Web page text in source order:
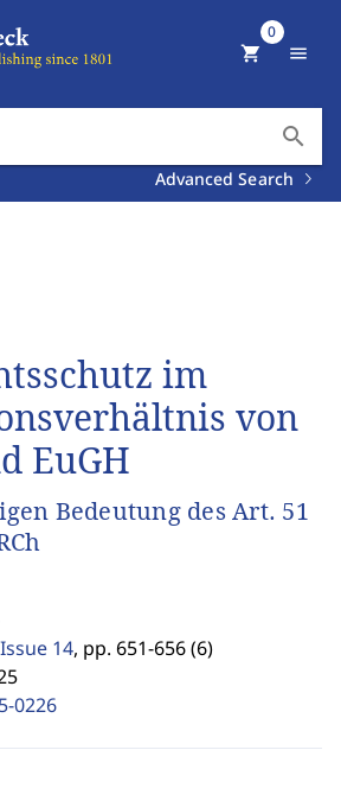
search
Advanced Search
shopping_cart
0
menu
im
von
EuGH
Bedeutung des Art. 51
Issue 14, pp. 651-656 (6)
0226